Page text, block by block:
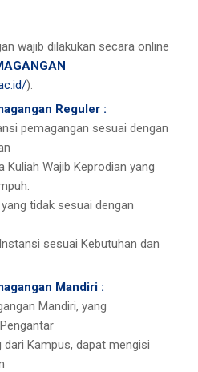
wajib dilakukan secara online
).
Reguler :
pemagangan sesuai dengan
Kuliah Wajib Keprodian yang
tidak sesuai dengan
sesuai Kebutuhan dan
Mandiri :
Mandiri, yang
dari Kampus, dapat mengisi